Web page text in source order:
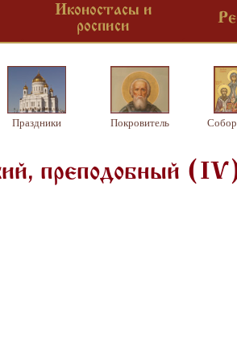
Иконостасы и
росписи
Праздники Покровитель
преподобный